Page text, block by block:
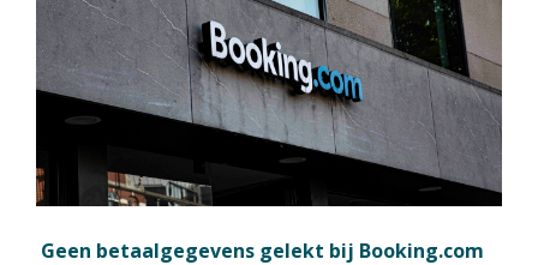
Geen betaalgegevens gelekt bij Booking.com